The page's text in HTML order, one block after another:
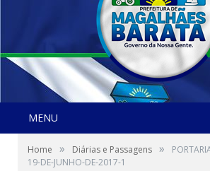
MENU
Home » Diárias e Passagens »
19-DE-JUNHO-DE-2017-1